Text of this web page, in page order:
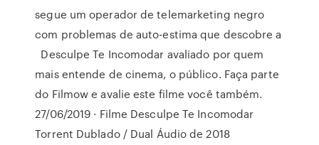
segue um operador de telemarketing negro
com problemas de auto-estima que descobre a
Desculpe Te Incomodar avaliado por quem
mais entende de cinema, o público. Faça parte
do Filmow e avalie este filme você também.
27/06/2019 · Filme Desculpe Te Incomodar
Torrent Dublado / Dual Áudio de 2018